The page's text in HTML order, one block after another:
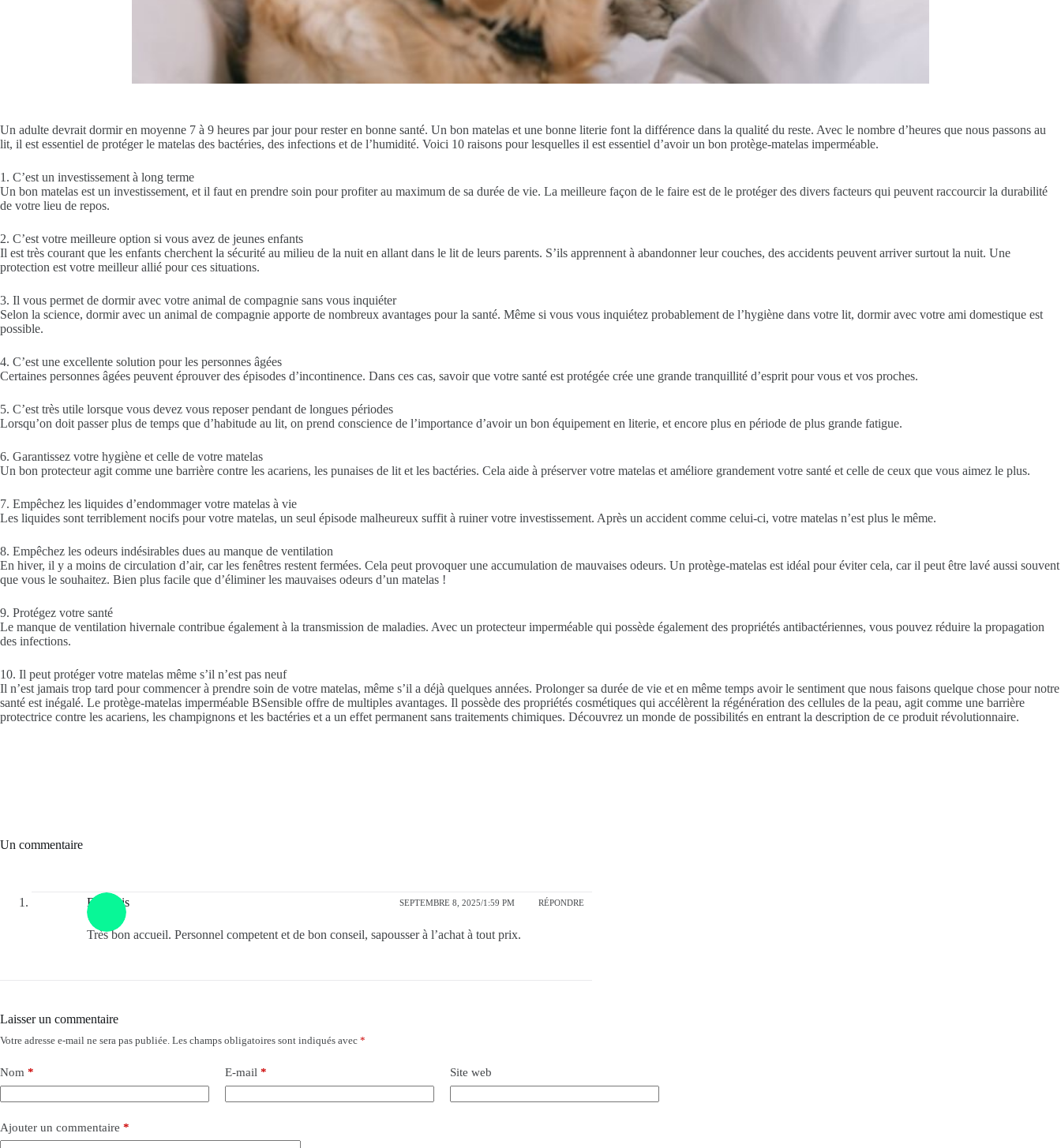
Un adulte devrait dormir en moyenne 7 à 9 heures par jour pour rester en bonne santé. Un bon matelas et une bonne literie font la différence dans la qualité du reste. Avec le nombre d’heures que nous passons au
lit, il est essentiel de protéger le matelas des bactéries, des infections et de l’humidité. Voici 10 raisons pour lesquelles il est essentiel d’avoir un bon protège-matelas imperméable.
1. C’est un investissement à long terme
Un bon matelas est un investissement, et il faut en prendre soin pour profiter au maximum de sa durée de vie. La meilleure façon de le faire est de le protéger des divers facteurs qui peuvent raccourcir la durabilité
de votre lieu de repos.
2. C’est votre meilleure option si vous avez de jeunes enfants
Il est très courant que les enfants cherchent la sécurité au milieu de la nuit en allant dans le lit de leurs parents. S’ils apprennent à abandonner leur couches, des accidents peuvent arriver surtout la nuit. Une
protection est votre meilleur allié pour ces situations.
3. Il vous permet de dormir avec votre animal de compagnie sans vous inquiéter
Selon la science, dormir avec un animal de compagnie apporte de nombreux avantages pour la santé. Même si vous vous inquiétez probablement de l’hygiène dans votre lit, dormir avec votre ami domestique est
possible.
4. C’est une excellente solution pour les personnes âgées
Certaines personnes âgées peuvent éprouver des épisodes d’incontinence. Dans ces cas, savoir que votre santé est protégée crée une grande tranquillité d’esprit pour vous et vos proches.
5. C’est très utile lorsque vous devez vous reposer pendant de longues périodes
Lorsqu’on doit passer plus de temps que d’habitude au lit, on prend conscience de l’importance d’avoir un bon équipement en literie, et encore plus en période de plus grande fatigue.
6. Garantissez votre hygiène et celle de votre matelas
Un bon protecteur agit comme une barrière contre les acariens, les punaises de lit et les bactéries. Cela aide à préserver votre matelas et améliore grandement votre santé et celle de ceux que vous aimez le plus.
7. Empêchez les liquides d’endommager votre matelas à vie
Les liquides sont terriblement nocifs pour votre matelas, un seul épisode malheureux suffit à ruiner votre investissement. Après un accident comme celui-ci, votre matelas n’est plus le même.
8. Empêchez les odeurs indésirables dues au manque de ventilation
En hiver, il y a moins de circulation d’air, car les fenêtres restent fermées. Cela peut provoquer une accumulation de mauvaises odeurs. Un protège-matelas est idéal pour éviter cela, car il peut être lavé aussi souvent
que vous le souhaitez. Bien plus facile que d’éliminer les mauvaises odeurs d’un matelas !
9. Protégez votre santé
Le manque de ventilation hivernale contribue également à la transmission de maladies. Avec un protecteur imperméable qui possède également des propriétés antibactériennes, vous pouvez réduire la propagation
des infections.
10. Il peut protéger votre matelas même s’il n’est pas neuf
Il n’est jamais trop tard pour commencer à prendre soin de votre matelas, même s’il a déjà quelques années. Prolonger sa durée de vie et en même temps avoir le sentiment que nous faisons quelque chose pour notre
santé est inégalé. Le protège-matelas imperméable BSensible offre de multiples avantages. Il possède des propriétés cosmétiques qui accélèrent la régénération des cellules de la peau, agit comme une barrière
protectrice contre les acariens, les champignons et les bactéries et a un effet permanent sans traitements chimiques. Découvrez un monde de possibilités en entrant la description de ce produit révolutionnaire.
Un commentaire
François SEPTEMBRE 8, 2025/1:59 PM RÉPONDRE
Très bon accueil. Personnel competent et de bon conseil, sapousser à l’achat à tout prix.
Laisser un commentaire
Votre adresse e-mail ne sera pas publiée. Les champs obligatoires sont indiqués avec *
Nom * E-mail * Site web
Ajouter un commentaire *